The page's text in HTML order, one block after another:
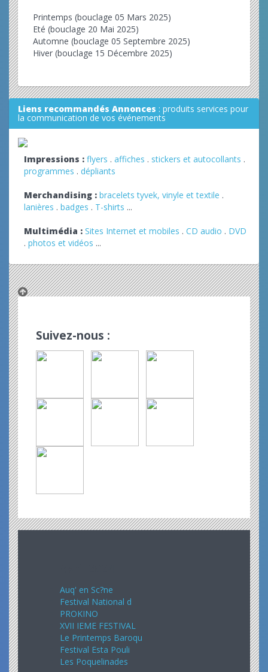
Printemps (bouclage 05 Mars 2025)
Eté (bouclage 20 Mai 2025)
Automne (bouclage 05 Septembre 2025)
Hiver (bouclage 15 Décembre 2025)
Liens recommandés Annonces : produits services pour
la communication de vos événements
Impressions : flyers . affiches . stickers et autocollants .
programmes . dépliants
Merchandising : bracelets tyvek, vinyle et textile .
lanières . badges . T-shirts ...
Multimédia : Sites Internet et mobiles . CD audio . DVD
. photos et vidéos ...
Suivez-nous :
Auq' en Sc?ne
Festival National d
PROKINO
XVII IEME FESTIVAL
Le Printemps Baroqu
Festival Esta Pouli
Les Poquelinades